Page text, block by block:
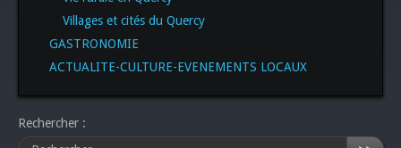
Villages et cités du Quercy
GASTRONOMIE
ACTUALITE-CULTURE-EVENEMENTS LOCAUX
Rechercher :